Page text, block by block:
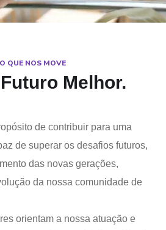
QUE NOS MOVE
Melhor.
de contribuir para uma
de superar os desafios futuros,
das novas gerações,
da nossa comunidade de
orientam a nossa atuação e